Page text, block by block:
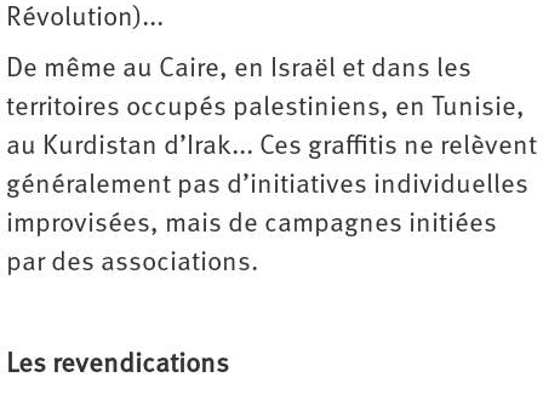
Révolution)...
De même au Caire, en Israël et dans les
territoires occupés palestiniens, en Tunisie,
au Kurdistan d’Irak... Ces graffitis ne relèvent
généralement pas d’initiatives individuelles
improvisées, mais de campagnes initiées
par des associations.
Les revendications